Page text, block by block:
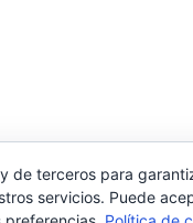
la experiencia de
de terceros para
servicios. Puede